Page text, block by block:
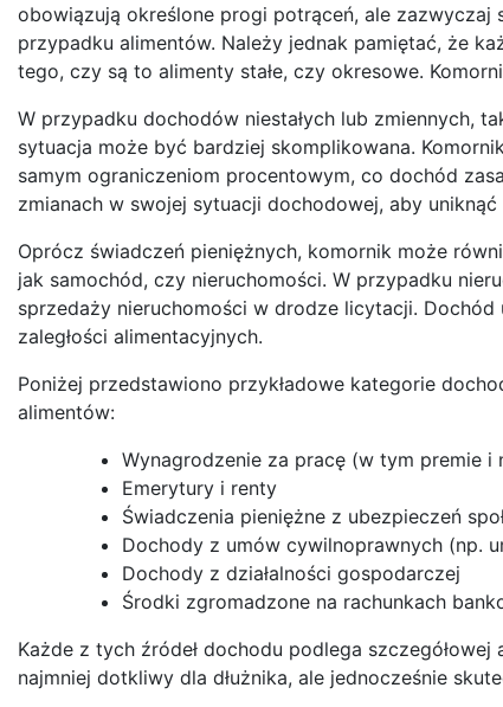
obowiązują określone progi potrąceń, ale
przypadku alimentów. Należy jednak pamiętać, że
tego, czy są to alimenty stałe, czy okresowe.
W przypadku dochodów niestałych lub zmiennych,
sytuacja może być bardziej skomplikowana.
samym ograniczeniom procentowym, co dochód
zmianach w swojej sytuacji dochodowej, aby uniknąć
Oprócz świadczeń pieniężnych, komornik może
jak samochód, czy nieruchomości. W przypadku
sprzedaży nieruchomości w drodze licytacji.
zaległości alimentacyjnych.
Poniżej przedstawiono przykładowe kategorie
alimentów:
Wynagrodzenie za pracę (w tym premie i
Emerytury i renty
Świadczenia pieniężne z ubezpieczeń
Dochody z umów cywilnoprawnych (np.
Dochody z działalności gospodarczej
Środki zgromadzone na rachunkach
Każde z tych źródeł dochodu podlega
najmniej dotkliwy dla dłużnika, ale jednocześnie